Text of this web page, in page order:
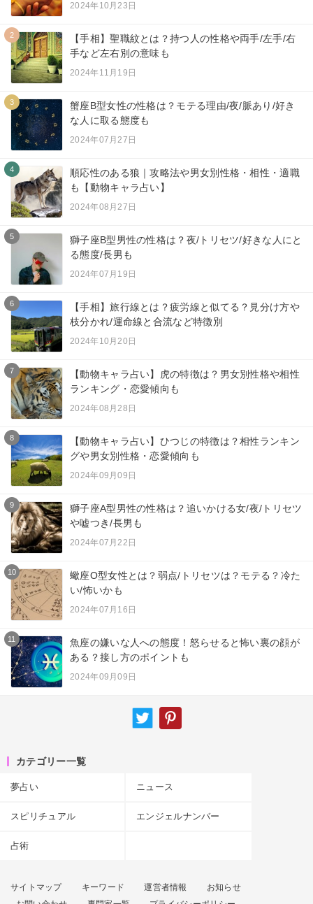
2024年10月23日
2
【手相】聖職紋とは？持つ人の性格や両手/左手/右
手など左右別の意味も
2024年11月19日
3
蟹座B型女性の性格は？モテる理由/夜/脈あり/好き
な人に取る態度も
2024年07月27日
4
順応性のある狼｜攻略法や男女別性格・相性・適職
も【動物キャラ占い】
2024年08月27日
5
獅子座B型男性の性格は？夜/トリセツ/好きな人にと
る態度/長男も
2024年07月19日
6
【手相】旅行線とは？疲労線と似てる？見分け方や
枝分かれ/運命線と合流など特徴別
2024年10月20日
7
【動物キャラ占い】虎の特徴は？男女別性格や相性
ランキング・恋愛傾向も
2024年08月28日
8
【動物キャラ占い】ひつじの特徴は？相性ランキン
グや男女別性格・恋愛傾向も
2024年09月09日
9
獅子座A型男性の性格は？追いかける女/夜/トリセツ
や嘘つき/長男も
2024年07月22日
10
蠍座O型女性とは？弱点/トリセツは？モテる？冷た
い/怖いかも
2024年07月16日
11
魚座の嫌いな人への態度！怒らせると怖い裏の顔が
ある？接し方のポイントも
2024年09月09日
カテゴリー一覧
夢占い ニュース
スピリチュアル エンジェルナンバー
占術
サイトマップ キーワード 運営者情報
お知らせ